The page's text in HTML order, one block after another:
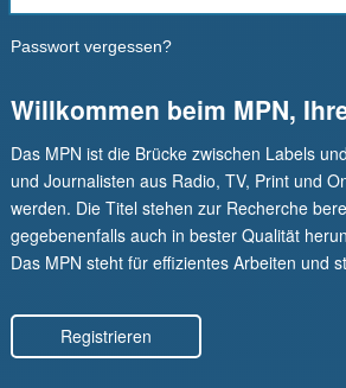
Passwort vergessen?
Willkommen beim MPN,
Das MPN ist die Brücke zwischen Labels
und Journalisten aus Radio, TV, Print und
werden. Die Titel stehen zur Recherche
gegebenenfalls auch in bester Qualität
Das MPN steht für effizientes Arbeiten und
Registrieren